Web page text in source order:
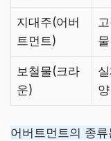
지대주(어버
트먼트)
보철물(크라
운)
양
어버트먼트의 종